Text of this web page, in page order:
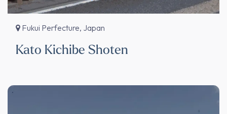
Fukui Perfecture, Japan
Kato Kichibe Shoten